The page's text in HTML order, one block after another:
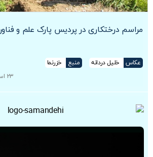
مراسم درختکاری در پردیس پارک علم و
عکاس خلیل دردانه منبع
خزرنما
۲۳ اسفند ۱۴۰۲ ساعت ۲۰:۰۲:۵۷